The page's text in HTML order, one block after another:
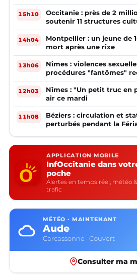
15h10
Occitanie : près de 2
soutenir 11 structures
14h04
Montpellier : un jeune de
mort après une rixe
13h06
Nîmes : violences
procédures "fantômes"
réagit
12h03
Nîmes : "Un petit truc en
air ce mardi
11h08
Béziers : circulation et
perturbés pendant la
APPLICATION MOBILE
InfOccitanie dans
poche
Alertes en temps réel, météo &
trafic
MÉTÉO · MAINTENANT
Aude
Carcassonne · Couvert
Consulter ma